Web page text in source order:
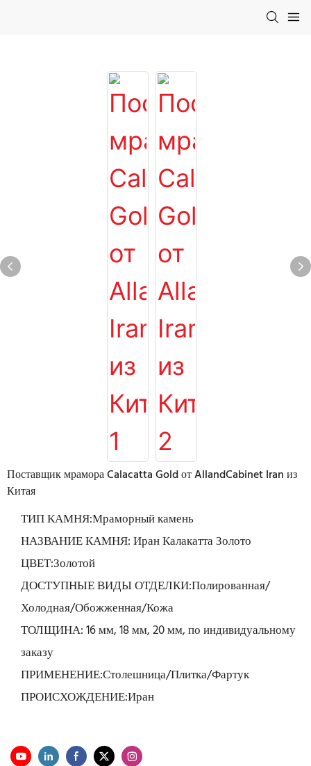
Поставщик мрамора Calacatta Gold от AllandCabinet Iran из
Китая
ТИП КАМНЯ:Мраморный камень
НАЗВАНИЕ КАМНЯ: Иран Калакатта Золото
ЦВЕТ:Золотой
ДОСТУПНЫЕ ВИДЫ ОТДЕЛКИ:Полированная/
Холодная/Обожженная/Кожа
ТОЛЩИНА: 16 мм, 18 мм, 20 мм, по индивидуальному
заказу
ПРИМЕНЕНИЕ:Столешница/Плитка/Фартук
ПРОИСХОЖДЕНИЕ:Иран